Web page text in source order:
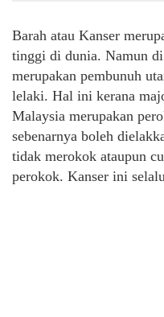
Barah atau Kanser
tinggi di dunia. Namun
merupakan pembunuh
lelaki. Hal ini kerana
Malaysia merupakan
sebenarnya boleh
tidak merokok ataupun
perokok. Kanser ini